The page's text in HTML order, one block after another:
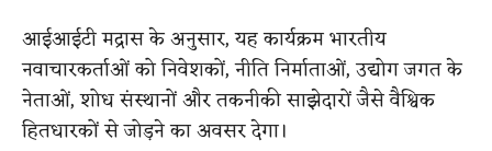
आईआईटी मद्रास के अनुसार, यह कार्यक्रम भारतीय
नवाचारकर्ताओं को निवेशकों, नीति निर्माताओं, उद्योग जगत के
नेताओं, शोध संस्थानों और तकनीकी साझेदारों जैसे वैश्विक
हितधारकों से जोड़ने का अवसर देगा।